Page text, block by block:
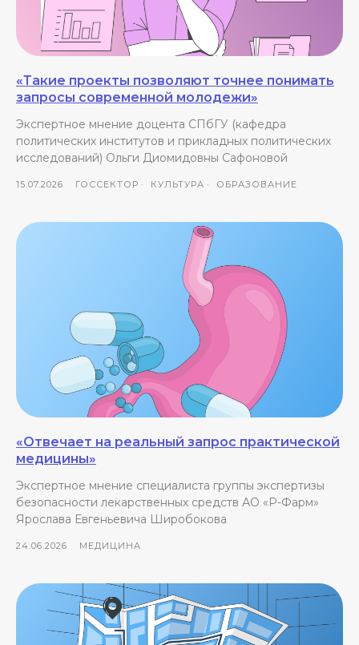
«Такие проекты позволяют точнее понимать
запросы современной молодежи»
Экспертное мнение доцента СПбГУ (кафедра
политических институтов и прикладных политических
исследований) Ольги Диомидовны Сафоновой
15.07.2026 ГОССЕКТОР КУЛЬТУРА ОБРАЗОВАНИЕ
«Отвечает на реальный запрос практической
медицины»
Экспертное мнение специалиста группы экспертизы
безопасности лекарственных средств АО «Р-Фарм»
Ярослава Евгеньевича Широбокова
24.06.2026 МЕДИЦИНА